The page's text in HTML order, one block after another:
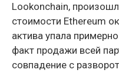
Lookonchain,
стоимости Ethereum
актива упала
факт продажи всей
совпадение с